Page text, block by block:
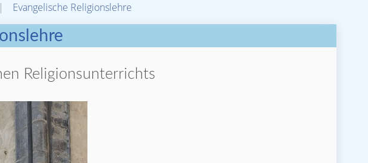
Evangelische Religionslehre
Religionsunterrichts